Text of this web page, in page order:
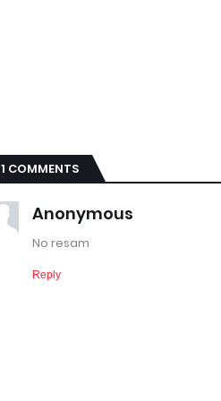
1 COMMENTS
Anonymous
No resam
Reply